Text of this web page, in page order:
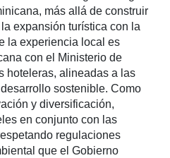
más allá de construir
expansión turística con la
la experiencia local es
con el Ministerio de
hoteleras, alineadas a las
sostenible. Como
y diversificación,
en conjunto con las
regulaciones
que el Gobierno